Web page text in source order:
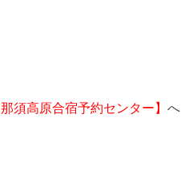
須高原合宿予約センター】 へ